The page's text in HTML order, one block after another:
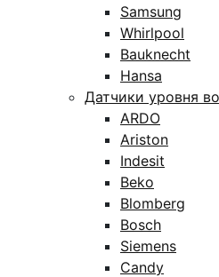
Samsung
Whirlpool
Bauknecht
Hansa
Датчики уровня
ARDO
Ariston
Indesit
Beko
Blomberg
Bosch
Siemens
Candy